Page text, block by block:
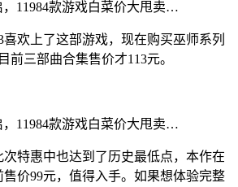
欢上了这部游戏，现在购买巫师系列
前三部曲合集售价才113元。
次特惠中也达到了历史最低点，本作在
售价99元，值得入手。如果想体验完整